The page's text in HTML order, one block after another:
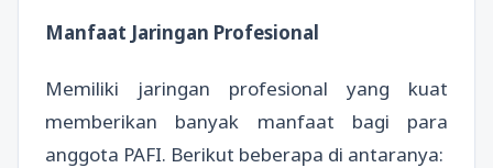
Manfaat Jaringan Profesional
Memiliki jaringan profesional yang kuat
memberikan banyak manfaat bagi para
anggota PAFI. Berikut beberapa di antaranya: